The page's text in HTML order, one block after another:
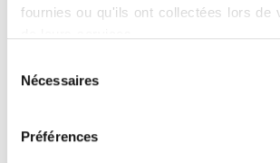
fournies ou qu'ils ont collectées lors de
Nécessaires
Préférences
Se préparer pour un IRM
l'examen ?